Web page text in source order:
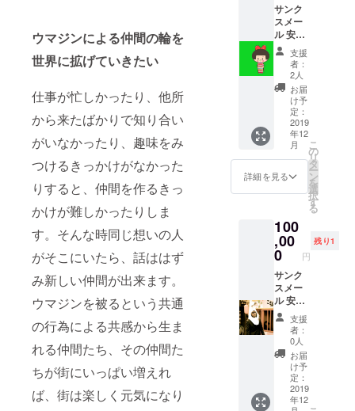
ウマジンによる仲間の輪を
世界に拡げていきたい
仕事が忙しかったり、他所
から来たばかりで知り合い
がいなかったり、趣味をみ
つけるきっかけがなかった
りすると、仲間を作るきっ
かけが難しかったりしま
す。そんな時同じ想いの人
がそこにいたら、話ははず
み新しい仲間が出来ます。
ウマジンを被るという共通
の行為による共感から生ま
れる仲間たち、その仲間た
ちが街にいっぱい増えれ
ば、街は楽しく元気になり
サンク
スメー
ル 安斉
将さん
直筆サ
イン入
りペー
パーク
ラフト
2019オ
リジナ
ルてぬ
ぐい
作った
ペー
パーク
を立て
て置く
ことが
出来
る。 ク
ラフト
作家
miu.lab
oのハン
ドメイ
ドによ
るウマ
ジン専
用こけ
支援
者：
2人
お届
け予
定：
2019
年12
月
詳細を見る
こ
の
リ
タ
ー
ン
を
選
択
す
る
100
,00
0 円
残り1
サンク
スメー
ル 安斉
将さん
直筆サ
イン入
りペー
パーク
ラフト
2019オ
リジナ
支援
者：
0人
お届
け予
定：
2019
年12